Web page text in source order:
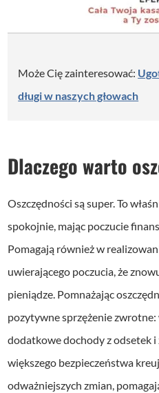
Może Cię zainteresować:
długi w naszych głowach
Dlaczego warto
Oszczędności są super. To
spokojnie, mając poczucie
Pomagają również w
uwierającego poczucia, że
pieniądze. Pomnażając
pozytywne sprzężenie zwrotne:
dodatkowe dochody z odsetek i
większego bezpieczeństwa
odważniejszych zmian,